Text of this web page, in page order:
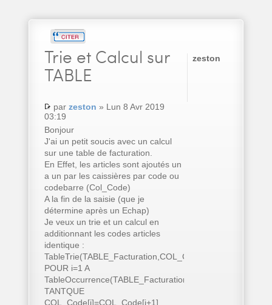
Trie et Calcul sur
TABLE
par zeston » Lun 8 Avr 2019
03:19
Bonjour
J'ai un petit soucis avec un calcul
sur une table de facturation.
En Effet, les articles sont ajoutés un
a un par les caissières par code ou
codebarre (Col_Code)
A la fin de la saisie (que je
détermine après un Echap)
Je veux un trie et un calcul en
additionnant les codes articles
identique :
TableTrie(TABLE_Facturation,COL_Code..Nom)
POUR i=1 A
TableOccurrence(TABLE_Facturation)
TANTQUE
COL_Code[i]=COL_Code[i+1]
zeston